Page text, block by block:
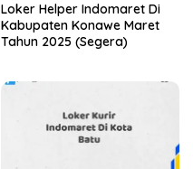
Loker Helper Indomaret Di
Kabupaten Konawe Maret
Tahun 2025 (Segera)